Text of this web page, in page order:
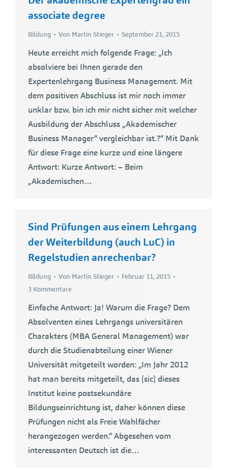
associate degree
Bildung Von Martin Stieger September 21, 2015
Heute erreicht mich folgende Frage: „Ich
absolviere bei Ihnen gerade den
Expertenlehrgang Business Management. Mit
dem positiven Abschluss ist mir noch immer
unklar bzw. bin ich mir nicht sicher mit welcher
Ausbildung der Abschluss „Akademischer
Business Manager“ vergleichbar ist.?“ Mit Dank
für diese Frage eine kurze und eine längere
Antwort: Kurze Antwort: – Beim
„Akademischen…
Sind Prüfungen aus einem Lehrgang
der Weiterbildung (auch LuC) in
Regelstudien anrechenbar?
Bildung Von Martin Stieger
Februar 11, 2015
3 Kommentare
Einfache Antwort: Ja! Warum die Frage? Dem
Absolventen eines Lehrgangs universitären
Charakters (MBA General Management) war
durch die Studienabteilung einer Wiener
Universität mitgeteilt worden: „Im Jahr 2012
hat man bereits mitgeteilt, das [sic] dieses
Institut keine postsekundäre
Bildungseinrichtung ist, daher können diese
Prüfungen nicht als Freie Wahlfächer
herangezogen werden.“ Abgesehen vom
interessanten Deutsch ist die…